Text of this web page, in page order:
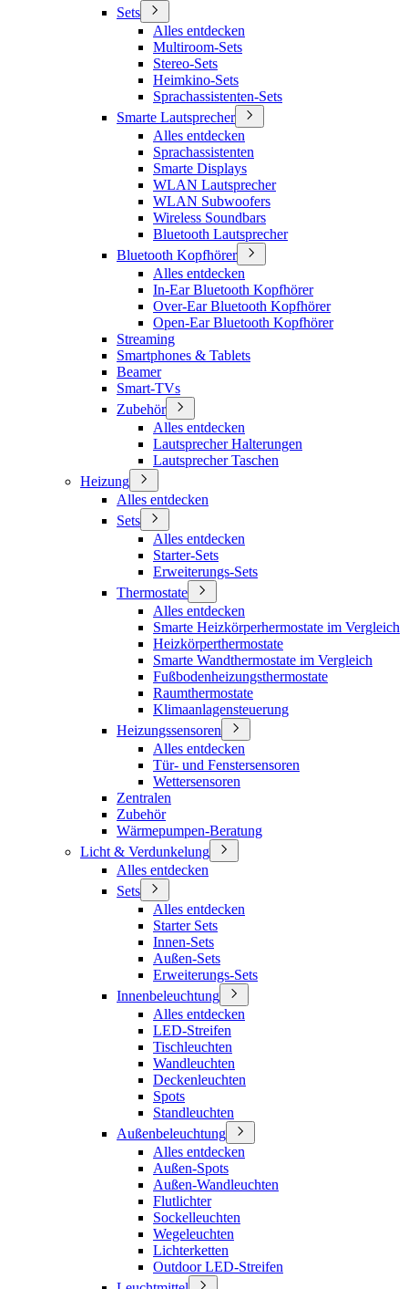
Sets
Alles entdecken
Multiroom-Sets
Stereo-Sets
Heimkino-Sets
Sprachassistenten-Sets
Smarte Lautsprecher
Alles entdecken
Sprachassistenten
Smarte Displays
WLAN Lautsprecher
WLAN Subwoofers
Wireless Soundbars
Bluetooth Lautsprecher
Bluetooth Kopfhörer
Alles entdecken
In-Ear Bluetooth Kopfhörer
Over-Ear Bluetooth Kopfhörer
Open-Ear Bluetooth Kopfhörer
Streaming
Smartphones & Tablets
Beamer
Smart-TVs
Zubehör
Alles entdecken
Lautsprecher Halterungen
Lautsprecher Taschen
Heizung
Alles entdecken
Sets
Alles entdecken
Starter-Sets
Erweiterungs-Sets
Thermostate
Alles entdecken
Smarte Heizkörperhermostate im Vergleich
Heizkörperthermostate
Smarte Wandthermostate im Vergleich
Fußbodenheizungsthermostate
Raumthermostate
Klimaanlagensteuerung
Heizungssensoren
Alles entdecken
Tür- und Fenstersensoren
Wettersensoren
Zentralen
Zubehör
Wärmepumpen-Beratung
Licht & Verdunkelung
Alles entdecken
Sets
Alles entdecken
Starter Sets
Innen-Sets
Außen-Sets
Erweiterungs-Sets
Innenbeleuchtung
Alles entdecken
LED-Streifen
Tischleuchten
Wandleuchten
Deckenleuchten
Spots
Standleuchten
Außenbeleuchtung
Alles entdecken
Außen-Spots
Außen-Wandleuchten
Flutlichter
Sockelleuchten
Wegeleuchten
Lichterketten
Outdoor LED-Streifen